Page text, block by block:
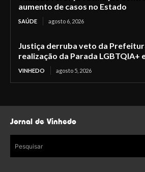
aumento de casos no Estado
SAÚDE agosto 6, 2026
Justiça derruba veto da
realização da Parada LGBTQIA+
VINHEDO agosto 5, 2026
Jornal de Vinhedo
Pesquisar